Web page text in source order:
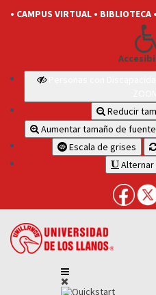
• CAMPUS VIRTUAL • BIBLIOTECA
Reducir
Aumentar tamaño de fuente
Escala de grises
Alternar